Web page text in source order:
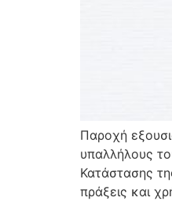
Παροχή
υπαλλήλους
Κατάστασης
πράξεις και